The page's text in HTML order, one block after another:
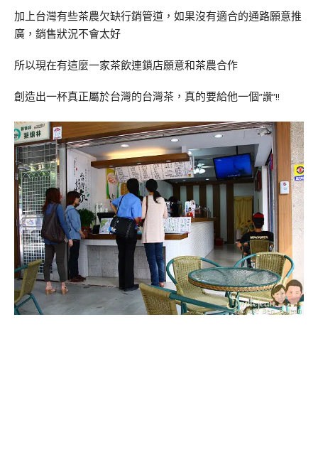
加上台灣有些茶農欠缺行銷管道，如果沒有適合的通路願意推
廣，銷售狀況不會太好
所以現在有這麼一家茶飲連鎖店願意和茶農合作
創造出一杯真正屬於台灣的台灣茶，真的要給他一個”讚”!!